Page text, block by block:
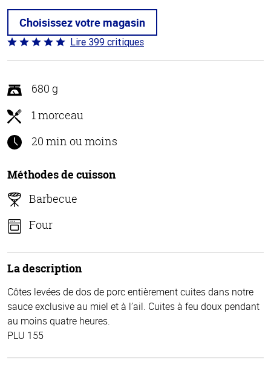
Choisissez votre magasin
Coté
4.8 sur
Lire 399 critiques
680 g
1 morceau
20 min ou moins
Méthodes de cuisson
Barbecue
Four
La description
Côtes levées de dos de porc entièrement cuites dans notre
sauce exclusive au miel et à l’ail. Cuites à feu doux pendant
au moins quatre heures.
PLU 155